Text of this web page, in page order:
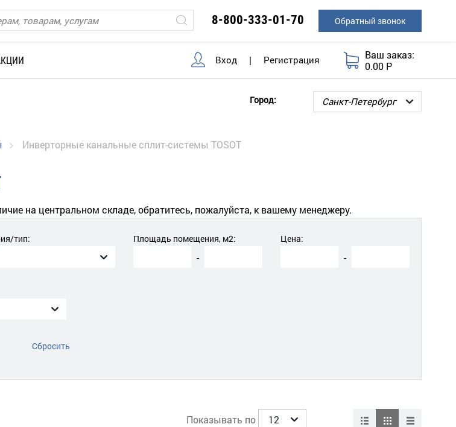
8-800-333-01-70 Обратный звонок
Вход | Регистрация
Ваш заказ:
0.00 Р
Город:
Инверторные канальные сплит-системы TOSOT
на центральном складе, обратитесь, пожалуйста, к вашему менеджеру.
тип: Площадь помещения, м2:
-
Цена:
-
Сбросить
Показывать по